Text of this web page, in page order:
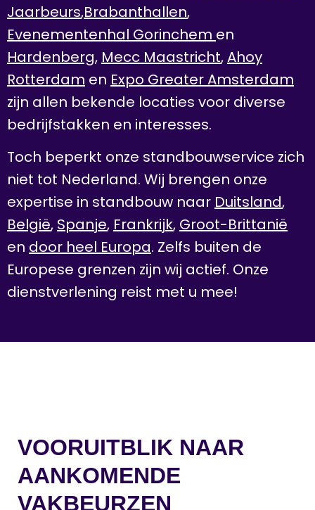
Jaarbeurs,Brabanthallen,
Evenementenhal Gorinchem en
Hardenberg, Mecc Maastricht,Ahoy
Rotterdam en Expo Greater Amsterdam
zijn allen bekende locaties voor diverse
bedrijfstakken en interesses.
Toch beperkt onze standbouwservice zich
niet tot Nederland. Wij brengen onze
expertise in standbouw naar Duitsland,
België, Spanje, Frankrijk, Groot-Brittanië
en door heel Europa. Zelfs buiten de
Europese grenzen zijn wij actief. Onze
dienstverlening reist met u mee!
VOORUITBLIK NAAR
AANKOMENDE
VAKBEURZEN